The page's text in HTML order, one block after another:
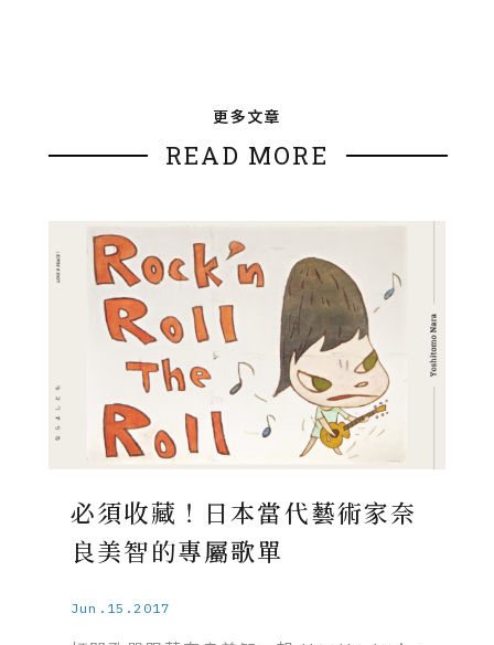
更多文章
READ MORE
必須收藏！日本當代藝術家奈
良美智的專屬歌單
Jun.15.2017